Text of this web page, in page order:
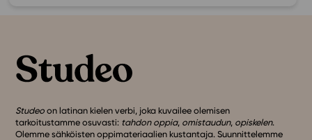
Studeo on latinan kielen verbi, joka kuvailee olemisen
tarkoitustamme osuvasti: tahdon oppia, omistaudun, opiskelen.
Olemme sähköisten oppimateriaalien kustantaja. Suunnittelemme